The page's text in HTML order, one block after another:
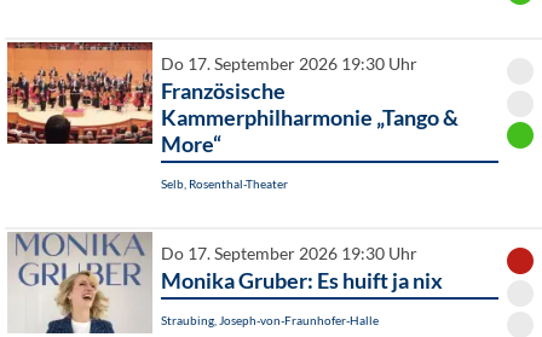
Do 17. September 2026 19:30 Uhr
Französische
Kammerphilharmonie „Tango &
More“
Selb, Rosenthal-Theater
Do 17. September 2026 19:30 Uhr
Monika Gruber: Es huift ja nix
Straubing, Joseph-von-Fraunhofer-Halle